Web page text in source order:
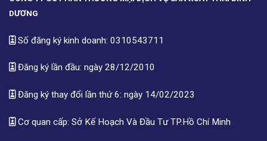
DƯƠNG
Số đăng ký kinh doanh: 0310543711
Đăng ký lần đầu: ngày 28/12/2010
Đăng ký thay đổi lần thứ 6: ngày 14/02/2023
Cơ quan cấp: Sở Kế Hoạch Và Đầu Tư TP.Hồ Chí Minh